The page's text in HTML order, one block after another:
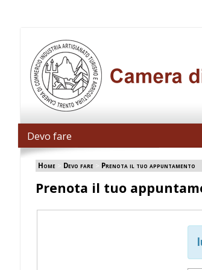
Devo fare
Home > Devo fare > Prenota il tuo appuntamento
Prenota il tuo